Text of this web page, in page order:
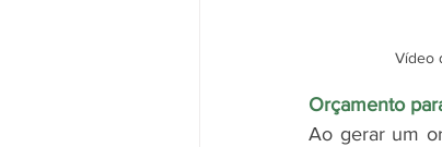
Vídeo
Orçamento
Ao gerar um